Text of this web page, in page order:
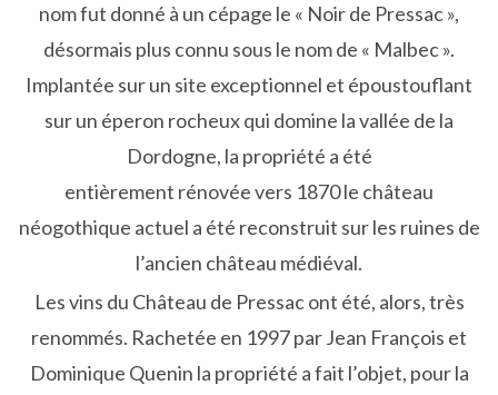
nom fut donné à un cépage le « Noir de Pressac »,
désormais plus connu sous le nom de « Malbec ».
Implantée sur un site exceptionnel et époustouflant
sur un éperon rocheux qui domine la vallée de la
Dordogne, la propriété a été
entièrement rénovée vers 1870 le château
néogothique actuel a été reconstruit sur les ruines de
l’ancien château médiéval.
Les vins du Château de Pressac ont été, alors, très
renommés. Rachetée en 1997 par Jean François et
Dominique Quenin la propriété a fait l’objet, pour la